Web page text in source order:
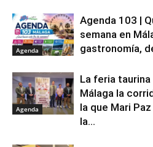
Agenda
Agenda 103 |
semana en
gastronomía,
Agenda
La feria
Málaga la
la que Mari
la...